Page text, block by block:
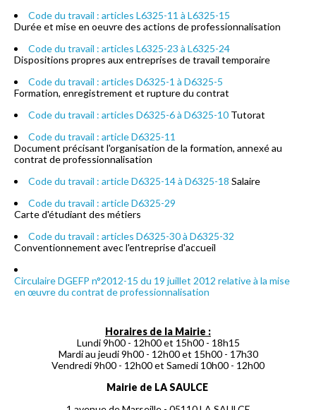
Code du travail : articles L6325-11 à L6325-15
Durée et mise en oeuvre des actions de professionnalisation
Code du travail : articles L6325-23 à L6325-24
Dispositions propres aux entreprises de travail temporaire
Code du travail : articles D6325-1 à D6325-5
Formation, enregistrement et rupture du contrat
Code du travail : articles D6325-6 à D6325-10 Tutorat
Code du travail : article D6325-11
Document précisant l'organisation de la formation, annexé au
contrat de professionnalisation
Code du travail : article D6325-14 à D6325-18 Salaire
Code du travail : article D6325-29
Carte d'étudiant des métiers
Code du travail : articles D6325-30 à D6325-32
Conventionnement avec l'entreprise d'accueil
Circulaire DGEFP n°2012-15 du 19 juillet 2012 relative à la mise
en œuvre du contrat de professionnalisation
Horaires de la Mairie :
Lundi 9h00 - 12h00 et 15h00 - 18h15
Mardi au jeudi 9h00 - 12h00 et 15h00 - 17h30
Vendredi 9h00 - 12h00 et Samedi 10h00 - 12h00
Mairie de LA SAULCE